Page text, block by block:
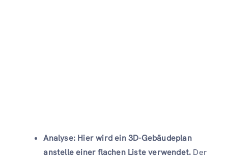
Analyse: Hier wird ein 3D-Gebäudeplan
anstelle einer flachen Liste verwendet. Der